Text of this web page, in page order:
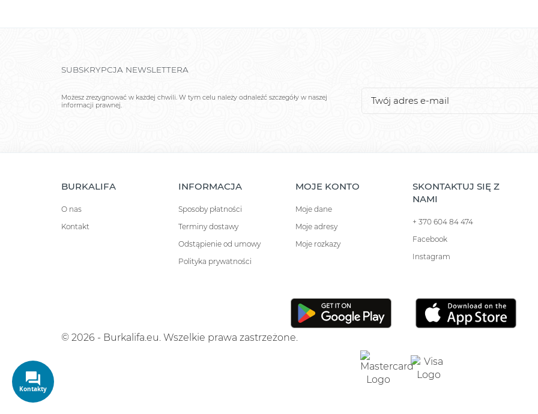
SUBSKRYPCJA NEWSLETTERA
Możesz zrezygnować w każdej chwili. W tym celu należy odnaleźć szczegóły w naszej
informacji prawnej.
BURKALIFA
O nas
Kontakt
INFORMACJA
Sposoby płatności
Terminy dostawy
Odstąpienie od umowy
Polityka prywatności
MOJE KONTO
Moje dane
Moje adresy
Moje rozkazy
SKONTAKTUJ SIĘ Z
NAMI
+ 370 604 84 474
Facebook
Instagram
© 2026 - Burkalifa.eu. Wszelkie prawa zastrzeżone.
Kontakty